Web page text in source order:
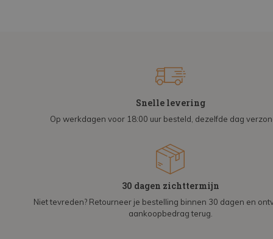
Snelle levering
Op werkdagen voor 18:00 uur besteld, dezelfde dag
30 dagen zichttermijn
Niet tevreden? Retourneer je bestelling binnen 30 dagen en
aankoopbedrag terug.